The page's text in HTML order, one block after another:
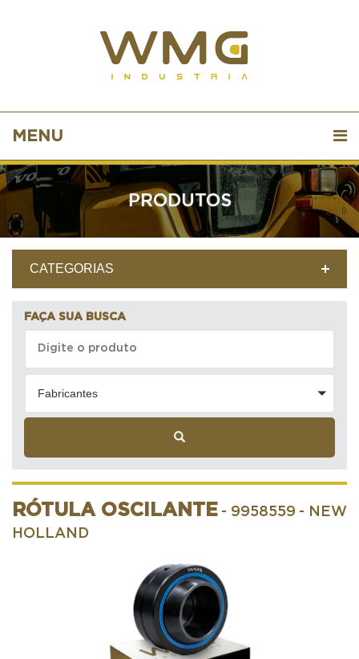
MENU
PRODUTOS
CATEGORIAS
FAÇA SUA BUSCA
Fabricantes
RÓTULA OSCILANTE - 9958559 - NEW
HOLLAND